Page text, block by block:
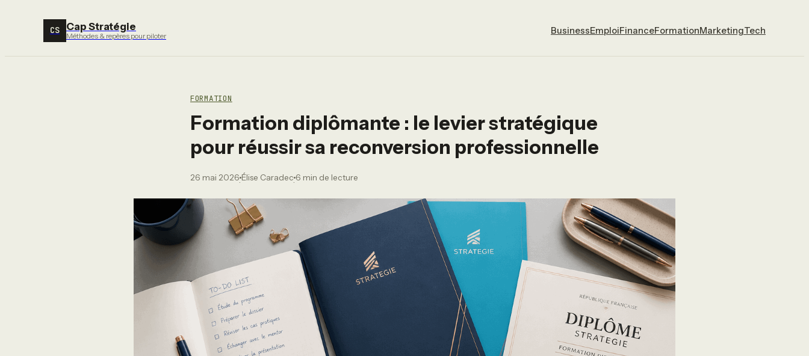
CS Cap Stratégie
Méthodes & repères pour piloter BusinessEmploiFinanceFormationMarketingTech
FORMATION
Formation diplômante : le levier stratégique
pour réussir sa reconversion professionnelle
26 mai 2026
·
Élise Caradec
·
6 min de lecture